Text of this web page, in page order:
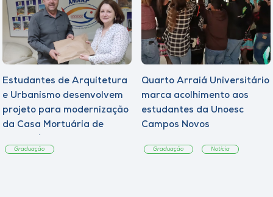
Estudantes de Arquitetura
e Urbanismo desenvolvem
projeto para modernização
da Casa Mortuária de
Graduação
Quarto Arraiá Universitário
marca acolhimento aos
estudantes da Unoesc
Campos Novos
Graduação Notícia